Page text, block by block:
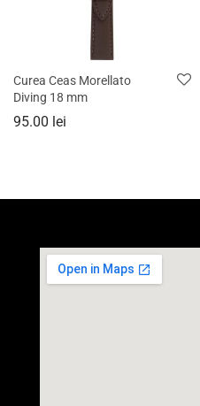
Curea Ceas Morellato
Diving 18 mm
95.00 lei